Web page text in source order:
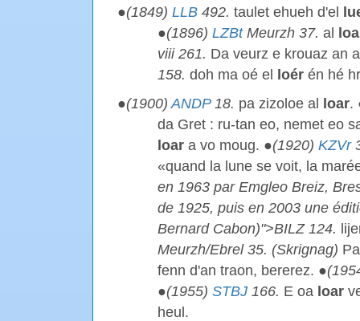
●(1849) LLB 492. taulet ehueh d'el
●(1896) LZBtMeurzh 37. al
viii 261. Da veurz e krouaz an
158. doh ma oé el loér én hé
●(1900)ANDP18. pa zizoloe al loar.
da Gret : ru-tan eo, nemet eo
loar a vo moug. ●(1920) KZVr
«quand la lune se voit, la
en 1963 par Emgleo Breiz,
de 1925, puis en 2003 une
Bernard Cabon)">BILZ 124.
Meurzh/Ebrel 35. (Skrignag)
fenn d'an traon, bererez. ●
●(1955) STBJ 166. E oa loar
heul.